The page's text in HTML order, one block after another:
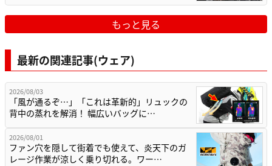
もっと見る
最新の関連記事(ウェア)
2026/08/03
「風が通るぞ…」「これは革新的」リュックの
背中の蒸れを解消！ 幅広いバッグに…
2026/08/01
ファン穴を隠して街着でも使えて、炎天下のガ
レージ作業が涼しく乗り切れる。ワー…